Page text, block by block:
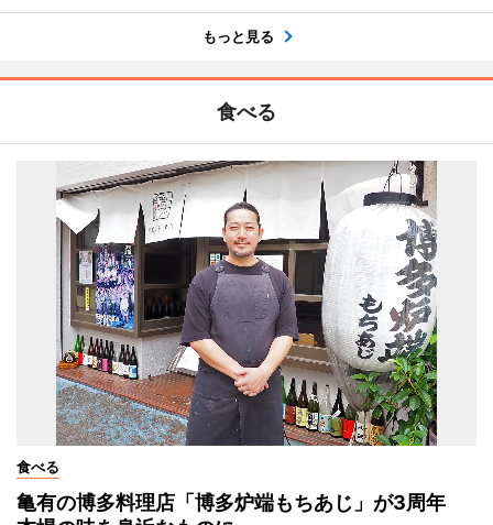
もっと見る
食べる
食べる
亀有の博多料理店「博多炉端もちあじ」が3周年